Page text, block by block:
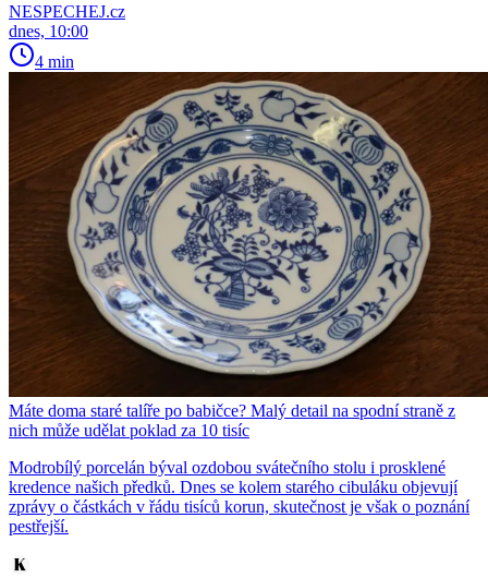
NESPECHEJ.cz
dnes, 10:00
4 min
Máte doma staré talíře po babičce? Malý detail na spodní straně z
nich může udělat poklad za 10 tisíc
Modrobílý porcelán býval ozdobou svátečního stolu i prosklené
kredence našich předků. Dnes se kolem starého cibuláku objevují
zprávy o částkách v řádu tisíců korun, skutečnost je však o poznání
pestřejší.